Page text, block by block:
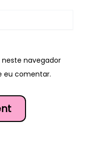
neste navegador
eu comentar.